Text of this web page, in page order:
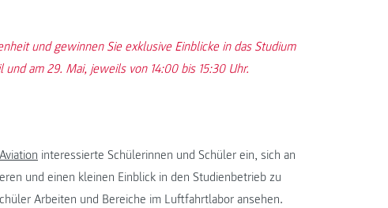
und gewinnen Sie exklusive Einblicke in das Studium
und am 29. Mai, jeweils von 14:00 bis 15:30 Uhr.
interessierte Schülerinnen und Schüler ein, sich an
und einen kleinen Einblick in den Studienbetrieb zu
Arbeiten und Bereiche im Luftfahrtlabor ansehen.